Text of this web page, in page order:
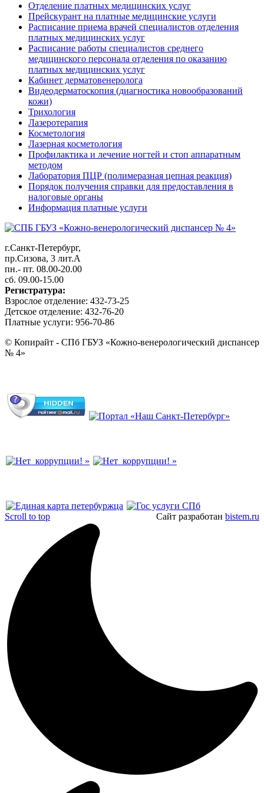
Отделение платных медицинских услуг
Прейскурант на платные медицинские услуги
Расписание приема врачей специалистов отделения
платных медицинских услуг
Расписание работы специалистов среднего
медицинского персонала отделения по оказанию
платных медицинских услуг
Кабинет дерматовенеролога
Видеодерматоскопия (диагностика новообразований
кожи)
Трихология
Лазеротерапия
Косметология
Лазерная косметология
Профилактика и лечение ногтей и стоп аппаратным
методом
Лаборатория ПЦР (полимеразная цепная реакция)
Порядок получения справки для предоставления в
налоговые органы
Информация платные услуги
г.Санкт-Петербург,
пр.Сизова, 3 лит.А
пн.- пт. 08.00-20.00
сб. 09.00-15.00
Регистратура:
Взрослое отделение: 432-73-25
Детское отделение: 432-76-20
Платные услуги: 956-70-86
© Копирайт - СПб ГБУЗ «Кожно-венерологический диспансер
№ 4»
Сайт разработан bistem.ru
Scroll to top